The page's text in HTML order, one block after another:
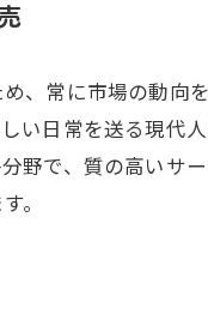
、常に市場の動
い日常を送る現代
野で、質の高いサ
。